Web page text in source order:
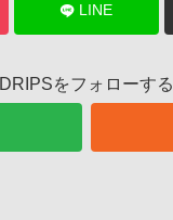
LINE
DRIPSをフォローする